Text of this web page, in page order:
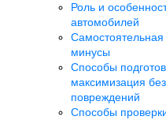
Роль и
автомобилей
минусы
Способы
максимизация
повреждений
Способы